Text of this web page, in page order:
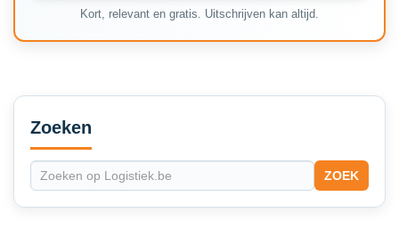
Kort, relevant en gratis. Uitschrijven kan altijd.
Secondary
Sidebar
Zoeken
ZOEK